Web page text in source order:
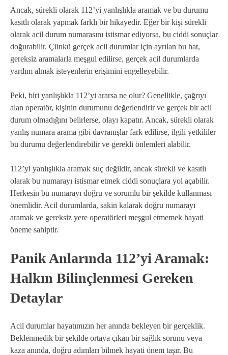
Ancak, sürekli olarak 112’yi yanlışlıkla aramak ve bu durumu
kasıtlı olarak yapmak farklı bir hikayedir. Eğer bir kişi sürekli
olarak acil durum numarasını istismar ediyorsa, bu ciddi sonuçlar
doğurabilir. Çünkü gerçek acil durumlar için ayrılan bu hat,
gereksiz aramalarla meşgul edilirse, gerçek acil durumlarda
yardım almak isteyenlerin erişimini engelleyebilir.
Peki, biri yanlışlıkla 112’yi ararsa ne olur? Genellikle, çağrıyı
alan operatör, kişinin durumunu değerlendirir ve gerçek bir acil
durum olmadığını belirlerse, olayı kapatır. Ancak, sürekli olarak
yanlış numara arama gibi davranışlar fark edilirse, ilgili yetkililer
bu durumu değerlendirebilir ve gerekli önlemleri alabilir.
112’yi yanlışlıkla aramak suç değildir, ancak sürekli ve kasıtlı
olarak bu numarayı istismar etmek ciddi sonuçlara yol açabilir.
Herkesin bu numarayı doğru ve sorumlu bir şekilde kullanması
önemlidir. Acil durumlarda, sakin kalarak doğru numarayı
aramak ve gereksiz yere operatörleri meşgul etmemek hayati
öneme sahiptir.
Panik Anlarında 112’yi Aramak:
Halkın Bilinçlenmesi Gereken
Detaylar
Acil durumlar hayatımızın her anında bekleyen bir gerçeklik.
Beklenmedik bir şekilde ortaya çıkan bir sağlık sorunu veya
kaza anında, doğru adımları bilmek hayati önem taşır. Bu